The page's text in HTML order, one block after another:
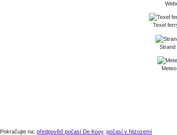
Texel
Strand
Pokračujte na: předpověď počasí De Kooy, počasí v Nizozemí